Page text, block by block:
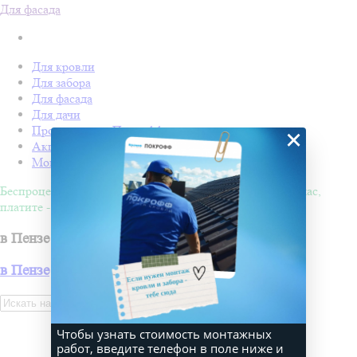
Для фасада
Для кровли
Для забора
Для фасада
Для дачи
Производство Покрофф
Акции
Монтаж
Беспроцентная рассрочка на 4 месяца. Покупайте - сейчас,
платите - потом!
в Пензе
в Пензе
×
Чтобы узнать стоимость монтажных
работ, введите телефон в поле ниже и